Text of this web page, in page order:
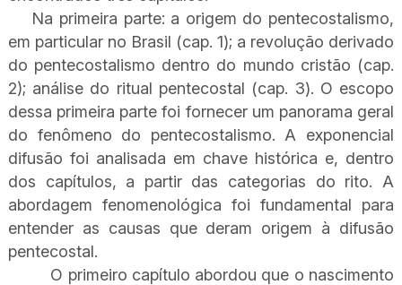
Na primeira parte: a origem do pentecostalismo,
em particular no Brasil (cap. 1); a revolução derivado
do pentecostalismo dentro do mundo cristão (cap.
2); análise do ritual pentecostal (cap. 3). O escopo
dessa primeira parte foi fornecer um panorama geral
do fenômeno do pentecostalismo. A exponencial
difusão foi analisada em chave histórica e, dentro
dos capítulos, a partir das categorias do rito. A
abordagem fenomenológica foi fundamental para
entender as causas que deram origem à difusão
pentecostal.
O primeiro capítulo abordou que o nascimento